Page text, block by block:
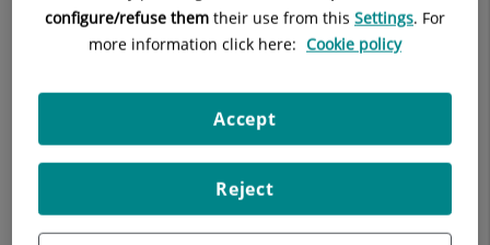
CUMPLIMIENTO DE LOS ESTÁNDARES
Las páginas de este sitio Web cumplen la marca AA según la
para el Contenido Web 1.0 del W3C. Todos los requisitos de
Prioridad 1 y Prioridad 2 y un subconjunto de los requisitos
de la accesibilidad a través de diferentes herramientas semi-
automáticas, agentes de usuario y técnicos especializados.
configure/refuse them their use from this Settings. For
more information click here: Cookie policy
Reject
Accept